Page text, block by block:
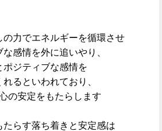
の力でエネルギーを循環させ
感情を外に追いやり、
ポジティブな感情を
るといわれており、
の安定をもたらします
たらす落ち着きと安定感は